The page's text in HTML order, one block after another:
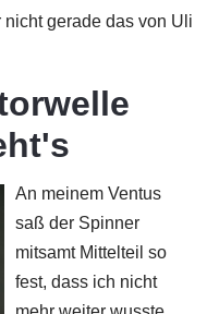
gerade das von Uli
An meinem Ventus
saß der Spinner
mitsamt Mittelteil so
fest, dass ich nicht